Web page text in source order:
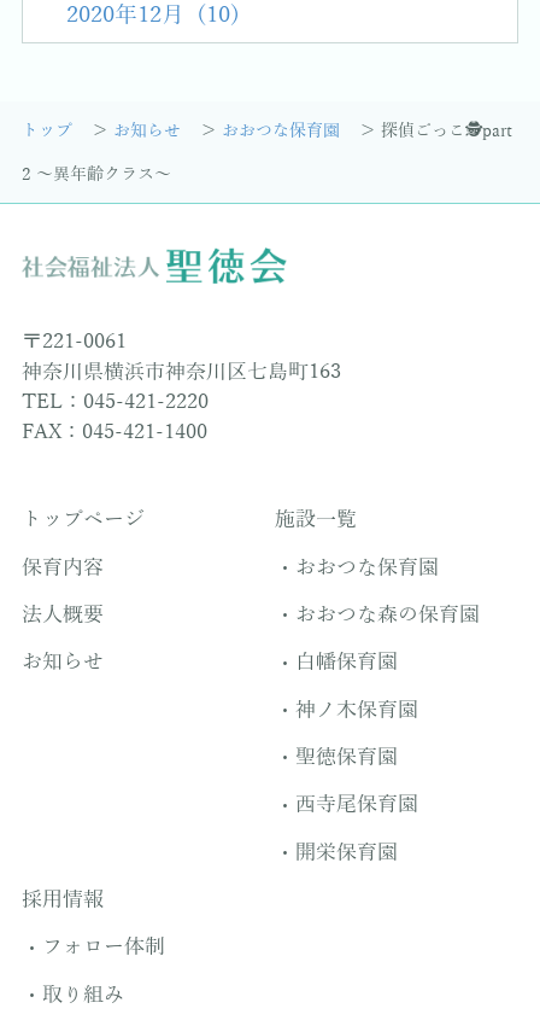
2020年12月 (10)
トップ お知らせ おおつな保育園 探偵ごっこ🕵️part
2 〜異年齢クラス〜
〒221-0061
神奈川県横浜市神奈川区七島町163
TEL：045-421-2220
FAX：045-421-1400
トップページ
保育内容
法人概要
お知らせ
施設一覧
おおつな保育園
おおつな森の保育園
白幡保育園
神ノ木保育園
聖徳保育園
西寺尾保育園
開栄保育園
採用情報
フォロー体制
取り組み